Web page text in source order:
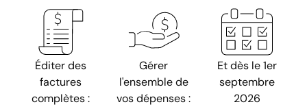
Éditer des
factures
complètes :
Gérer
l'ensemble de
vos dépenses :
Et dès le 1er
septembre
2026